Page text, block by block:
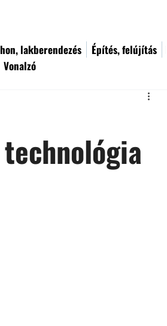
lakberendezés Építés, felújítás
Vonalzó